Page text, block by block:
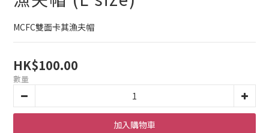
MCFC雙面卡其漁夫帽
HK$100.00
數量
加入購物車